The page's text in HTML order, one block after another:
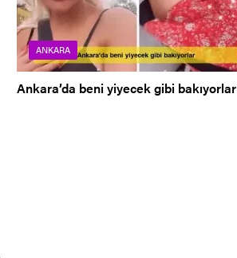
ANKARA
Ankara’da beni yiyecek gibi bakıyorlar